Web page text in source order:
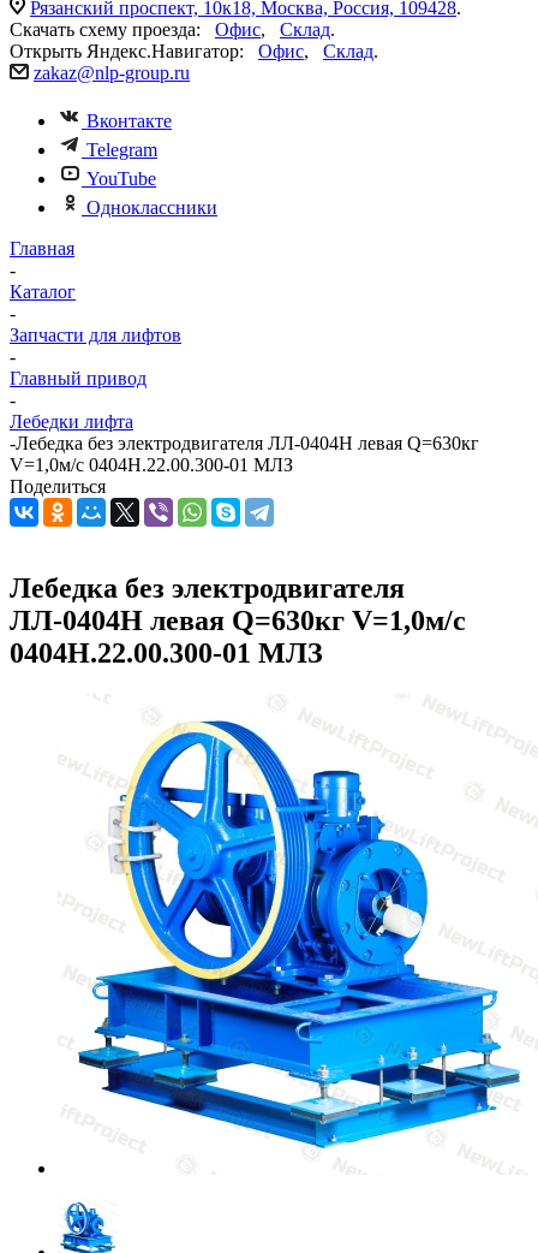
Рязанский проспект, 10к18, Москва, Россия, 109428.
Скачать схему проезда: Офис, Склад.
Открыть Яндекс.Навигатор: Офис, Склад.
zakaz@nlp-group.ru
Вконтакте
Telegram
YouTube
Одноклассники
Главная
-
Каталог
-
Запчасти для лифтов
-
Главный привод
-
Лебедки лифта
-Лебедка без электродвигателя ЛЛ-0404Н левая Q=630кг
V=1,0м/с 0404Н.22.00.300-01 МЛЗ
Поделиться
Лебедка без электродвигателя
ЛЛ-0404Н левая Q=630кг V=1,0м/с
0404Н.22.00.300-01 МЛЗ